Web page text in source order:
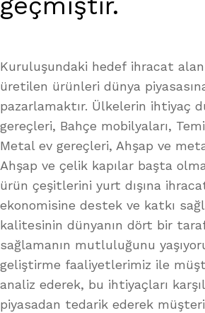
Kuruluşundaki hedef ihracat
üretilen ürünleri dünya
pazarlamaktır. Ülkelerin ihtiyaç
gereçleri, Bahçe mobilyaları,
Metal ev gereçleri, Ahşap ve
Ahşap ve çelik kapılar başta
ürün çeşitlerini yurt dışına
ekonomisine destek ve katkı
kalitesinin dünyanın dört bir
sağlamanın mutluluğunu
geliştirme faaliyetlerimiz ile
analiz ederek, bu ihtiyaçları
piyasadan tedarik ederek